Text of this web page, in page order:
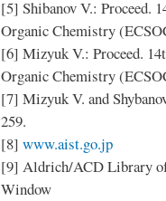
[5] Shibanov V.: Proceed.
Organic Chemistry
[6] Mizyuk V.: Proceed.
Organic Chemistry
[7] Mizyuk V. and
259.
[8] www.aist.go.jp
[9] Aldrich/ACD Library
Window